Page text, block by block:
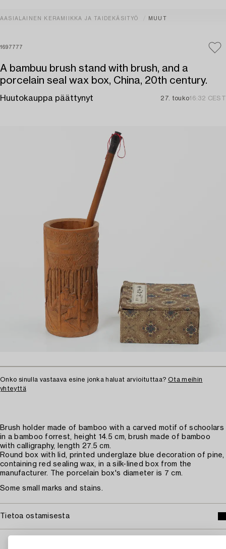
AASIALAINEN KERAMIIKKA JA TAIDEKÄSITYÖ MUUT
1697777
A bambuu brush stand with brush, and a
porcelain seal wax box, China, 20th century.
Huutokauppa päättynyt 27. touko16:32 CEST
Onko sinulla vastaava esine jonka haluat arvioituttaa? Ota meihin
yhteyttä
Brush holder made of bamboo with a carved motif of schoolars
in a bamboo forrest, height 14.5 cm, brush made of bamboo
with calligraphy, length 27.5 cm.
Round box with lid, printed underglaze blue decoration of pine,
containing red sealing wax, in a silk-lined box from the
manufacturer. The porcelain box's diameter is 7 cm.
Some small marks and stains.
Tietoa ostamisesta